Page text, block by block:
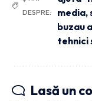
DESPRE:
media,
buzau
tehnici
Lasă un